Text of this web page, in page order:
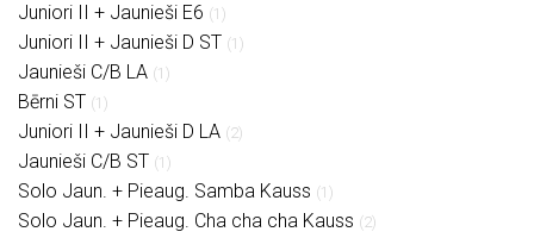
Juniori II + Jaunieši E6 (1)
Juniori II + Jaunieši D ST (1)
Jaunieši C/B LA (1)
Bērni ST (1)
Juniori II + Jaunieši D LA (2)
Jaunieši C/B ST (1)
Solo Jaun. + Pieaug. Samba Kauss (1)
Solo Jaun. + Pieaug. Cha cha cha Kauss (2)